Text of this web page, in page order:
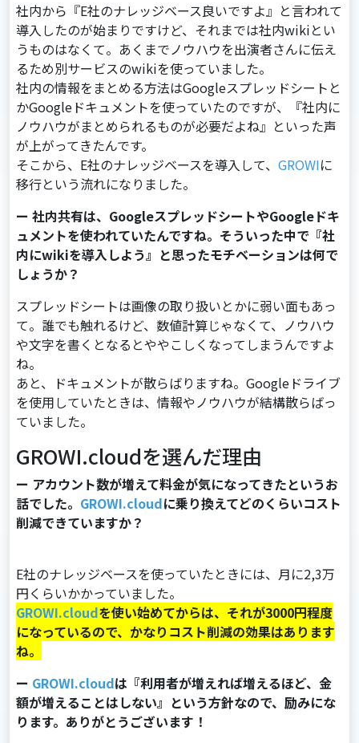
社内から『E社のナレッジベース良いですよ』と⾔われて
導⼊したのが始まりですけど、それまでは社内wikiとい
うものはなくて。あくまでノウハウを出演者さんに伝え
るため別サービスのwikiを使っていました。
社内の情報をまとめる⽅法はGoogleスプレッドシートと
かGoogleドキュメントを使っていたのですが、『社内に
ノウハウがまとめられるものが必要だよね』といった声
が上がってきたんです。
そこから、E社のナレッジベースを導⼊して、 GROWIに
移⾏という流れになりました。
ー 社内共有は、GoogleスプレッドシートやGoogleドキ
ュメントを使われていたんですね。そういった中で『社
内にwikiを導入しよう』と思ったモチベーションは何で
しょうか？
スプレッドシートは画像の取り扱いとかに弱い⾯もあっ
て。誰でも触れるけど、数値計算じゃなくて、ノウハウ
や⽂字を書くとなるとややこしくなってしまうんですよ
ね。
あと、ドキュメントが散らばりますね。Googleドライブ
を使⽤していたときは、情報やノウハウが結構散らばっ
ていました。
GROWI.cloudを選んだ理由
ー アカウント数が増えて料金が気になってきたというお
話でした。 GROWI.cloudに乗り換えてどのくらいコスト
削減できていますか？
E社のナレッジベースを使っていたときには、⽉に2,3万
円くらいかかっていました。
GROWI.cloudを使い始めてからは、それが3000円程度
になっているので、かなりコスト削減の効果はあります
ね。
ー GROWI.cloudは『利用者が増えれば増えるほど、金
額が増えることはしない』という方針なので、励みにな
ります。ありがとうございます！